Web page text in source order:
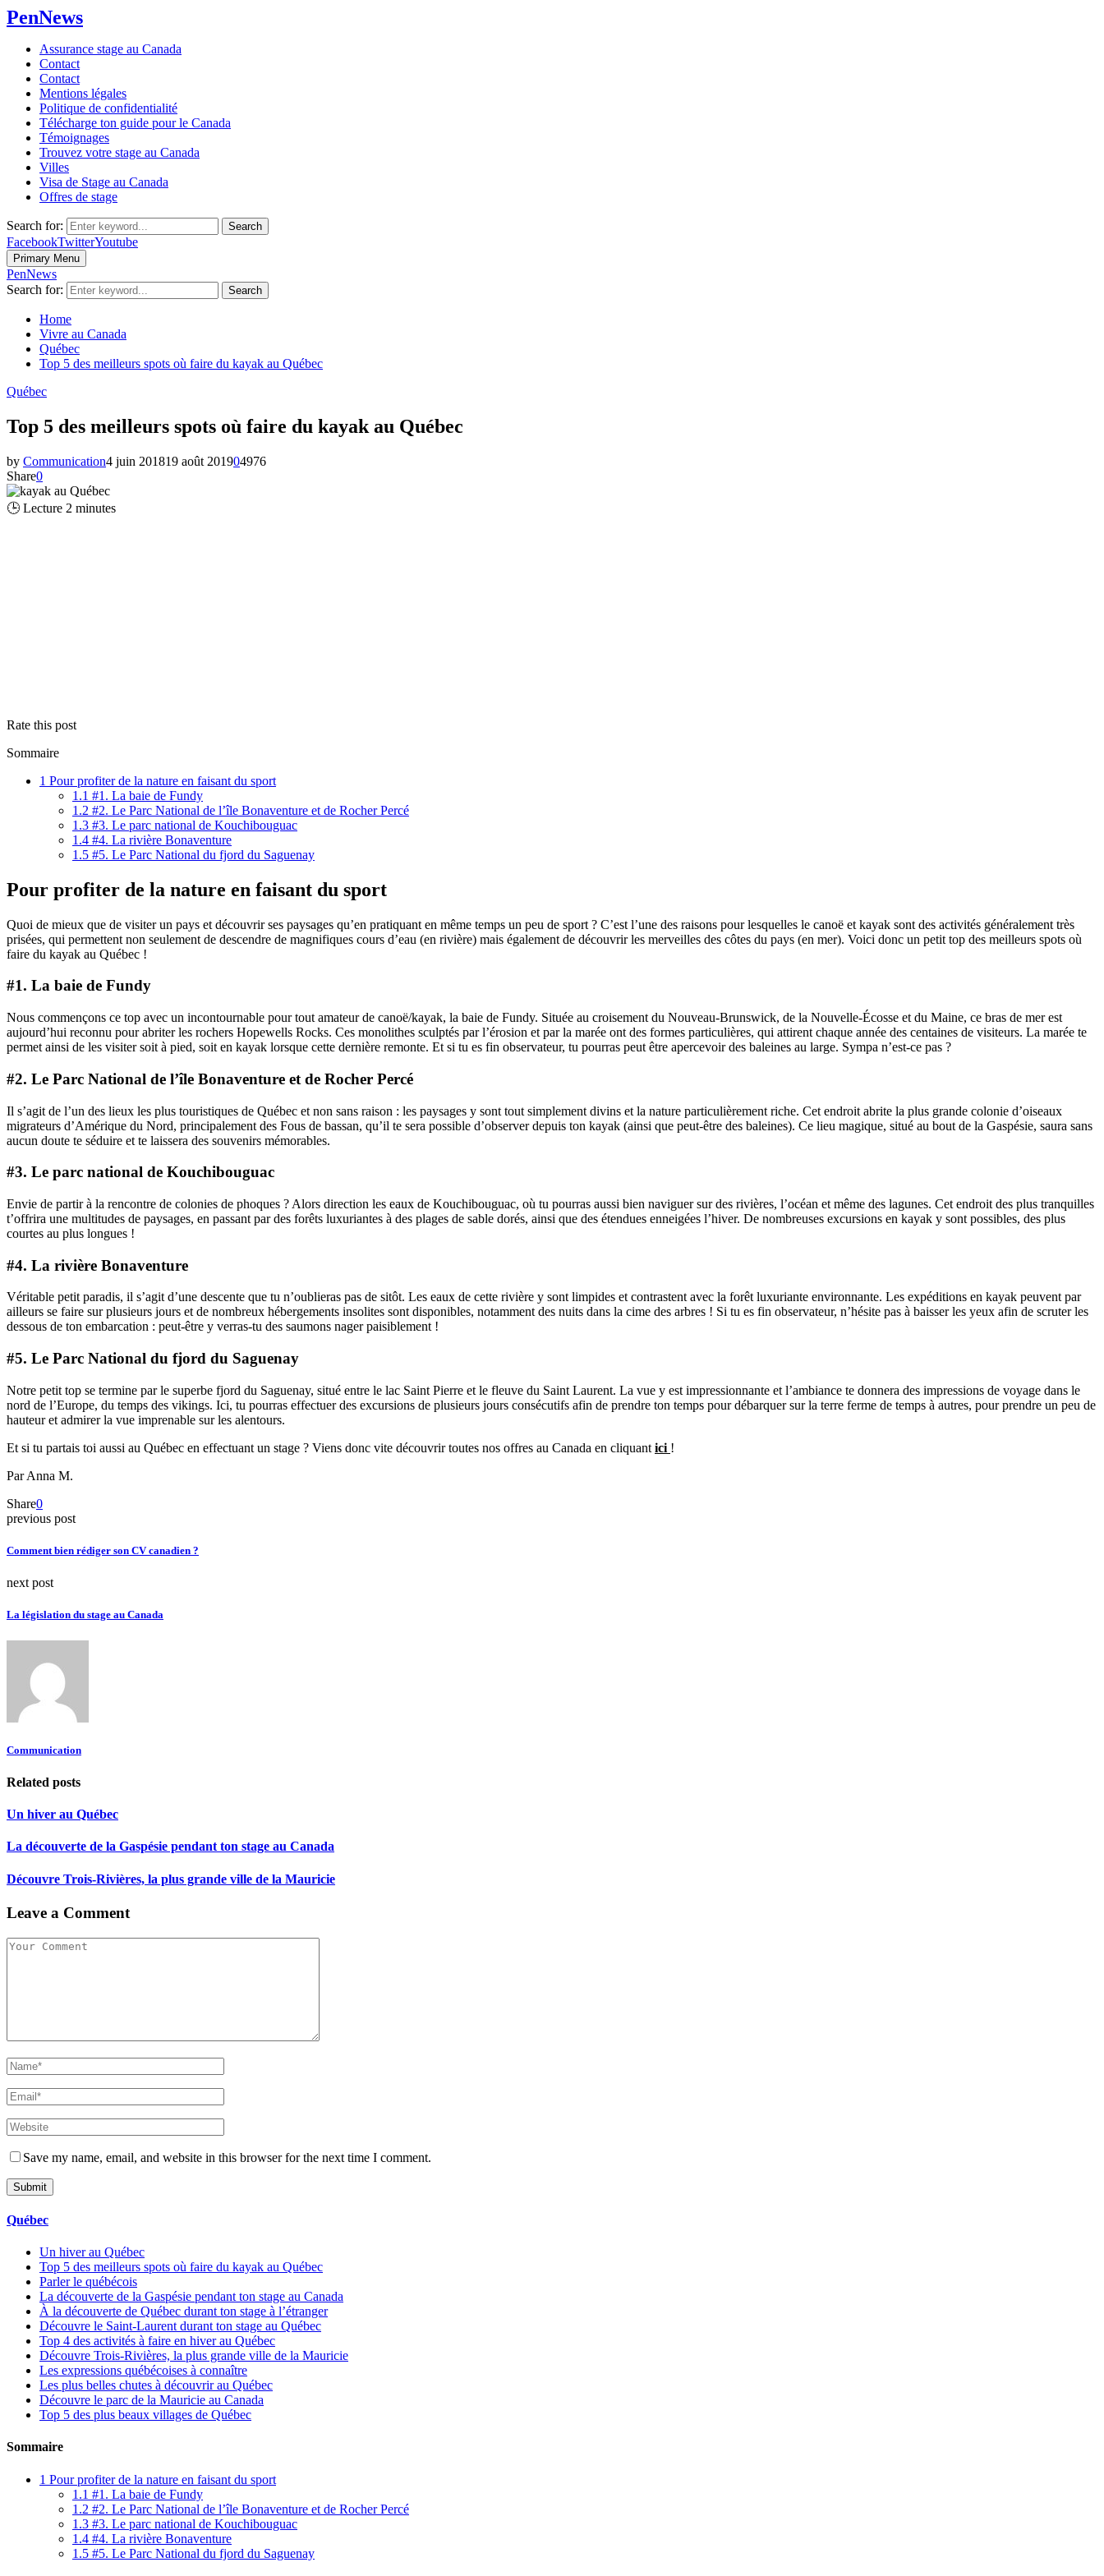
PenNews
Assurance stage au Canada
Contact
Contact
Mentions légales
Politique de confidentialité
Télécharge ton guide pour le Canada
Témoignages
Trouvez votre stage au Canada
Villes
Visa de Stage au Canada
Offres de stage
Search for: Search
FacebookTwitterYoutube
Primary Menu
PenNews
Search for:
Search
Home
Vivre au Canada
Québec
Top 5 des meilleurs spots où faire du kayak au Québec
Québec
Top 5 des meilleurs spots où faire du kayak au Québec
by Communication4 juin 201819 août 201904976
Share0
🕒 Lecture 2 minutes
Rate this post
Sommaire
1 Pour profiter de la nature en faisant du sport
1.1 #1. La baie de Fundy
1.2 #2. Le Parc National de l’île Bonaventure et de Rocher Percé
1.3 #3. Le parc national de Kouchibouguac
1.4 #4. La rivière Bonaventure
1.5 #5. Le Parc National du fjord du Saguenay
Pour profiter de la nature en faisant du sport
Quoi de mieux que de visiter un pays et découvrir ses paysages qu’en pratiquant en même temps un peu de sport ? C’est l’une des raisons pour lesquelles le canoë et kayak sont des activités généralement très
prisées, qui permettent non seulement de descendre de magnifiques cours d’eau (en rivière) mais également de découvrir les merveilles des côtes du pays (en mer). Voici donc un petit top des meilleurs spots où
faire du kayak au Québec !
#1. La baie de Fundy
Nous commençons ce top avec un incontournable pour tout amateur de canoë/kayak, la baie de Fundy. Située au croisement du Nouveau-Brunswick, de la Nouvelle-Écosse et du Maine, ce bras de mer est
aujourd’hui reconnu pour abriter les rochers Hopewells Rocks. Ces monolithes sculptés par l’érosion et par la marée ont des formes particulières, qui attirent chaque année des centaines de visiteurs. La marée te
permet ainsi de les visiter soit à pied, soit en kayak lorsque cette dernière remonte. Et si tu es fin observateur, tu pourras peut être apercevoir des baleines au large. Sympa n’est-ce pas ?
#2. Le Parc National de l’île Bonaventure et de Rocher Percé
Il s’agit de l’un des lieux les plus touristiques de Québec et non sans raison : les paysages y sont tout simplement divins et la nature particulièrement riche. Cet endroit abrite la plus grande colonie d’oiseaux
migrateurs d’Amérique du Nord, principalement des Fous de bassan, qu’il te sera possible d’observer depuis ton kayak (ainsi que peut-être des baleines). Ce lieu magique, situé au bout de la Gaspésie, saura sans
aucun doute te séduire et te laissera des souvenirs mémorables.
#3. Le parc national de Kouchibouguac
Envie de partir à la rencontre de colonies de phoques ? Alors direction les eaux de Kouchibouguac, où tu pourras aussi bien naviguer sur des rivières, l’océan et même des lagunes. Cet endroit des plus tranquilles
t’offrira une multitudes de paysages, en passant par des forêts luxuriantes à des plages de sable dorés, ainsi que des étendues enneigées l’hiver. De nombreuses excursions en kayak y sont possibles, des plus
courtes au plus longues !
#4. La rivière Bonaventure
Véritable petit paradis, il s’agit d’une descente que tu n’oublieras pas de sitôt. Les eaux de cette rivière y sont limpides et contrastent avec la forêt luxuriante environnante. Les expéditions en kayak peuvent par
ailleurs se faire sur plusieurs jours et de nombreux hébergements insolites sont disponibles, notamment des nuits dans la cime des arbres ! Si tu es fin observateur, n’hésite pas à baisser les yeux afin de scruter les
dessous de ton embarcation : peut-être y verras-tu des saumons nager paisiblement !
#5. Le Parc National du fjord du Saguenay
Notre petit top se termine par le superbe fjord du Saguenay, situé entre le lac Saint Pierre et le fleuve du Saint Laurent. La vue y est impressionnante et l’ambiance te donnera des impressions de voyage dans le
nord de l’Europe, du temps des vikings. Ici, tu pourras effectuer des excursions de plusieurs jours consécutifs afin de prendre ton temps pour débarquer sur la terre ferme de temps à autres, pour prendre un peu de
hauteur et admirer la vue imprenable sur les alentours.
Et si tu partais toi aussi au Québec en effectuant un stage ? Viens donc vite découvrir toutes nos offres au Canada en cliquant ici !
Par Anna M.
Share0
previous post
Comment bien rédiger son CV canadien ?
next post
La législation du stage au Canada
Communication
Related posts
Un hiver au Québec
La découverte de la Gaspésie pendant ton stage au Canada
Découvre Trois-Rivières, la plus grande ville de la Mauricie
Leave a Comment
Save my name, email, and website in this browser for the next time I comment.
Québec
Un hiver au Québec
Top 5 des meilleurs spots où faire du kayak au Québec
Parler le québécois
La découverte de la Gaspésie pendant ton stage au Canada
À la découverte de Québec durant ton stage à l’étranger
Découvre le Saint-Laurent durant ton stage au Québec
Top 4 des activités à faire en hiver au Québec
Découvre Trois-Rivières, la plus grande ville de la Mauricie
Les expressions québécoises à connaître
Les plus belles chutes à découvrir au Québec
Découvre le parc de la Mauricie au Canada
Top 5 des plus beaux villages de Québec
Sommaire
1 Pour profiter de la nature en faisant du sport
1.1 #1. La baie de Fundy
1.2 #2. Le Parc National de l’île Bonaventure et de Rocher Percé
1.3 #3. Le parc national de Kouchibouguac
1.4 #4. La rivière Bonaventure
1.5 #5. Le Parc National du fjord du Saguenay